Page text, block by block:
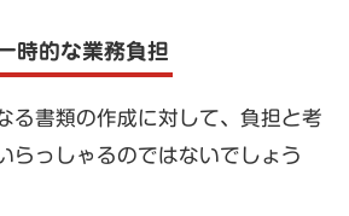
時的な業務負担
る書類の作成に対して、負担と考
らっしゃるのではないでしょう